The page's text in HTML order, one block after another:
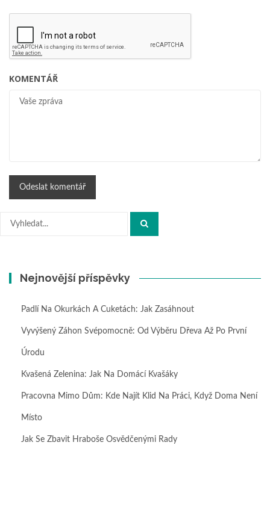
KOMENTÁŘ
Hledat:
Nejnovější příspěvky
Padlí Na Okurkách A Cuketách: Jak Zasáhnout
Vyvýšený Záhon Svépomocně: Od Výběru Dřeva Až Po První
Úrodu
Kvašená Zelenina: Jak Na Domácí Kvašáky
Pracovna Mimo Dům: Kde Najít Klid Na Práci, Když Doma Není
Místo
Jak Se Zbavit Hraboše Osvědčenými Rady